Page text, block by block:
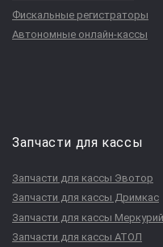
Фискальные регистраторы
Автономные онлайн-кассы
Запчасти для кассы
Запчасти для кассы Эвотор
Запчасти для кассы Дримкас
Запчасти для кассы Меркурий
Запчасти для кассы АТОЛ